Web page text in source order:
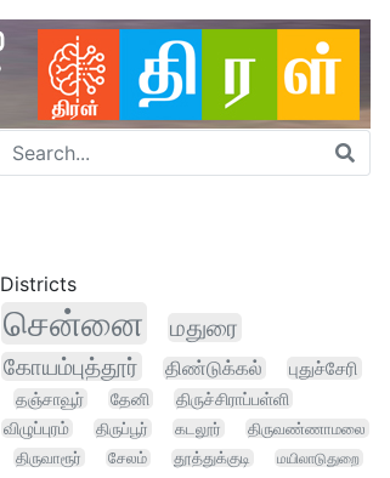
Districts
சென்னை
மதுரை
கோயம்புத்தூர்
திண்டுக்கல் புதுச்சேரி
தஞ்சாவூர் தேனி திருச்சிராப்பள்ளி
விழுப்புரம் திருப்பூர் கடலூர்
திருவண்ணாமலை
திருவாரூர்
சேலம் தூத்துக்குடி மயிலாடுதுறை